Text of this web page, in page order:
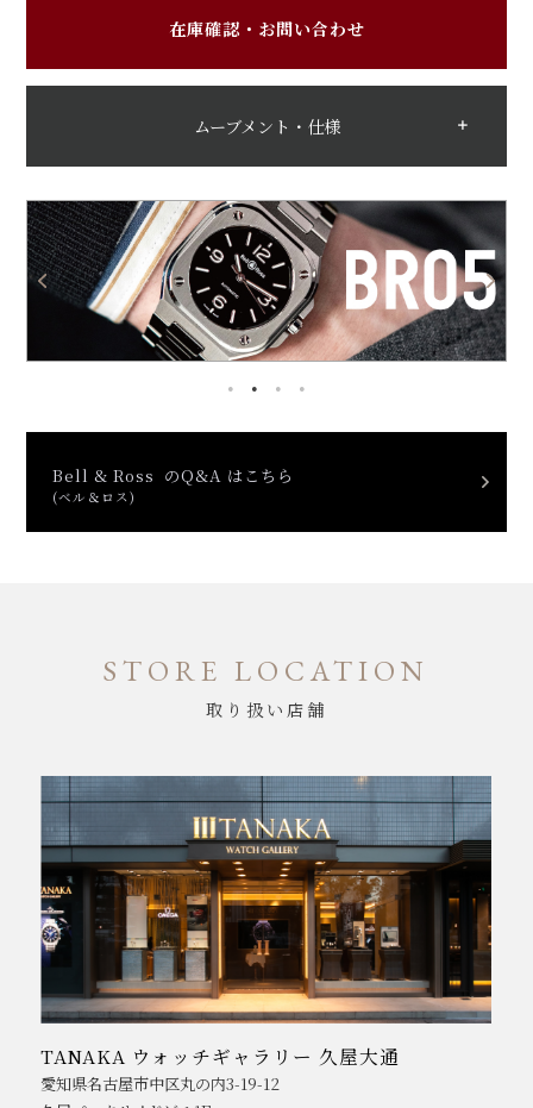
在庫確認・お問い合わせ
ムーブメント・仕様
Bell & Ross のQ&A はこちら
(ベル＆ロス)
STORE LOCATION
取り扱い店舗
TANAKA ウォッチギャラリー 久屋大通
愛知県名古屋市中区丸の内3-19-12